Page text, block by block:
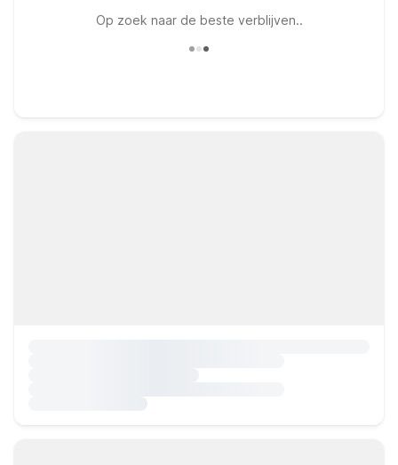
Op zoek naar de beste verblijven..